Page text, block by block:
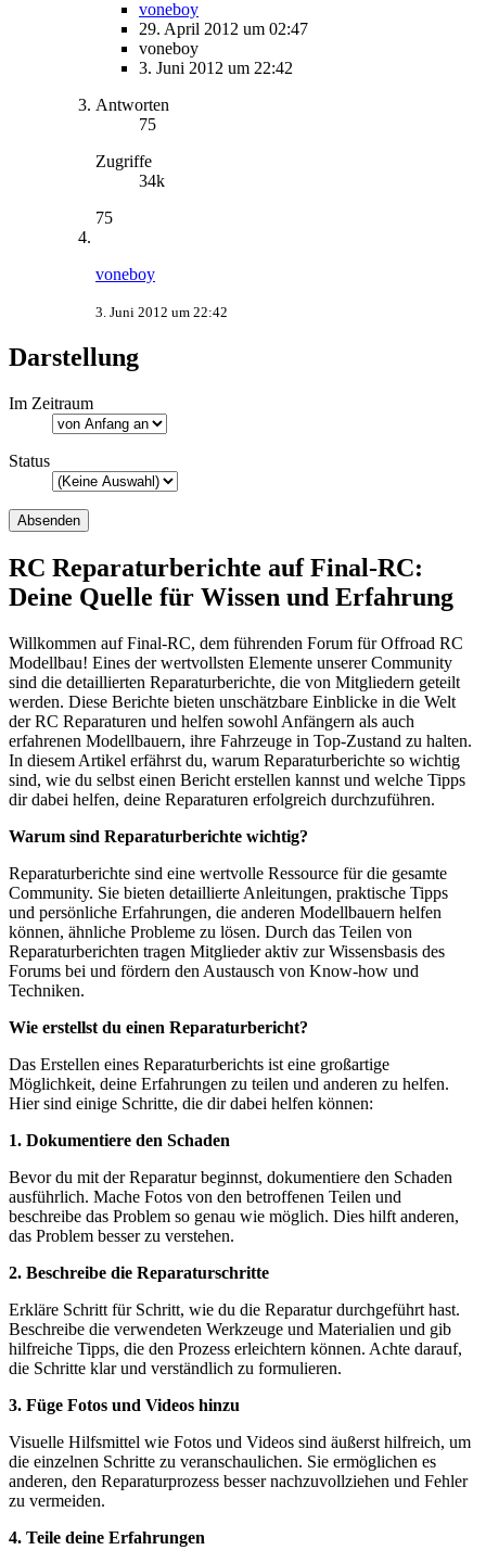
voneboy
29. April 2012 um 02:47
voneboy
3. Juni 2012 um 22:42
Antworten
75
Zugriffe
34k
75
voneboy
3. Juni 2012 um 22:42
Darstellung
Im Zeitraum
Status
RC Reparaturberichte auf Final-RC:
Deine Quelle für Wissen und Erfahrung
Willkommen auf Final-RC, dem führenden Forum für Offroad RC
Modellbau! Eines der wertvollsten Elemente unserer Community
sind die detaillierten Reparaturberichte, die von Mitgliedern geteilt
werden. Diese Berichte bieten unschätzbare Einblicke in die Welt
der RC Reparaturen und helfen sowohl Anfängern als auch
erfahrenen Modellbauern, ihre Fahrzeuge in Top-Zustand zu halten.
In diesem Artikel erfährst du, warum Reparaturberichte so wichtig
sind, wie du selbst einen Bericht erstellen kannst und welche Tipps
dir dabei helfen, deine Reparaturen erfolgreich durchzuführen.
Warum sind Reparaturberichte wichtig?
Reparaturberichte sind eine wertvolle Ressource für die gesamte
Community. Sie bieten detaillierte Anleitungen, praktische Tipps
und persönliche Erfahrungen, die anderen Modellbauern helfen
können, ähnliche Probleme zu lösen. Durch das Teilen von
Reparaturberichten tragen Mitglieder aktiv zur Wissensbasis des
Forums bei und fördern den Austausch von Know-how und
Techniken.
Wie erstellst du einen Reparaturbericht?
Das Erstellen eines Reparaturberichts ist eine großartige
Möglichkeit, deine Erfahrungen zu teilen und anderen zu helfen.
Hier sind einige Schritte, die dir dabei helfen können:
1. Dokumentiere den Schaden
Bevor du mit der Reparatur beginnst, dokumentiere den Schaden
ausführlich. Mache Fotos von den betroffenen Teilen und
beschreibe das Problem so genau wie möglich. Dies hilft anderen,
das Problem besser zu verstehen.
2. Beschreibe die Reparaturschritte
Erkläre Schritt für Schritt, wie du die Reparatur durchgeführt hast.
Beschreibe die verwendeten Werkzeuge und Materialien und gib
hilfreiche Tipps, die den Prozess erleichtern können. Achte darauf,
die Schritte klar und verständlich zu formulieren.
3. Füge Fotos und Videos hinzu
Visuelle Hilfsmittel wie Fotos und Videos sind äußerst hilfreich, um
die einzelnen Schritte zu veranschaulichen. Sie ermöglichen es
anderen, den Reparaturprozess besser nachzuvollziehen und Fehler
zu vermeiden.
4. Teile deine Erfahrungen